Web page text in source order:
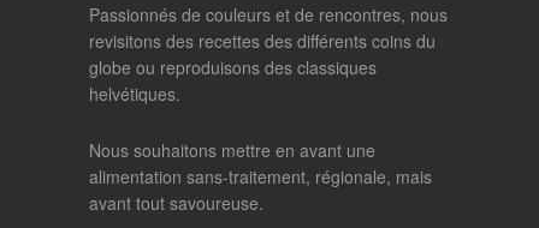
Passionnés de couleurs et de rencontres, nous
revisitons des recettes des différents coins du
globe ou reproduisons des classiques
helvétiques.
Nous souhaitons mettre en avant une
alimentation sans-traitement, régionale, mais
avant tout savoureuse.